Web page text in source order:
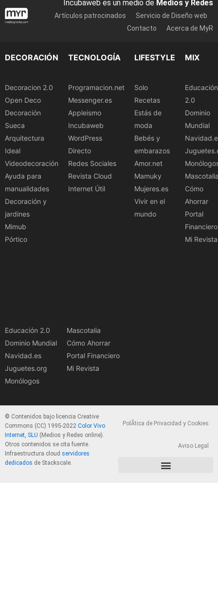
Incubaweb es un medio de Medios y Redes
Artículos patrocinados
Servicio de Diseño web
Contacto
Acerca de MyR
DECORACIÓN
Decoracion 2.0
Open Deco
Decoración
Sueca
Arquitectura
Ideal
Videodecoración
Ayuda para
manualidades
Decoración y
jardines
Mimub
Pórtico
TECNOLOGÍA
Programacion.net
Messenger.es
Appleismo
Incubaweb
WordPress
Directo
Redes Sociales
Revista Cloud
Internet Útil
LIFESTYLE
Solo
Recetas
Estás de
moda
Bebés y
embarazos
Amor.net
Mamuky
Mujeres.es
Vivir en el
mundo
MIX
Educación
2.0
Dominio
Mundial
Cómo
Ahorrar
Portal
Financiero
Mi Revista
Educación 2.0
Dominio Mundial
Navidad.es
Juguetes.org
Monólogos
Mascotalia
Cómo Ahorrar
Portal Financiero
Mi Revista
© Contenidos bajo licencia Creative
Commons (CC) 1995-2022 Color Vivo
Internet, SLU (Medios y Redes online).
Otros contenidos se cita fuente.
Infraestructura cloud servidores
dedicados de Stackscale.
PolÃ­tica de Privacidad y Cookies
Aviso Legal